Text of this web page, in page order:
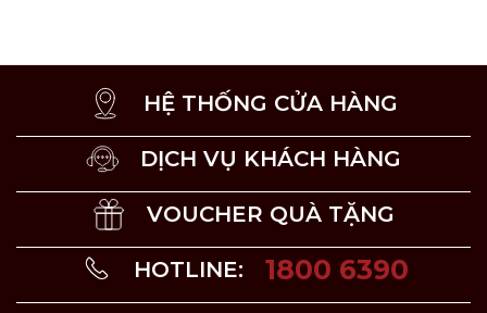
HỆ THỐNG CỬA HÀNG
DỊCH VỤ KHÁCH HÀNG
VOUCHER QUÀ TẶNG
HOTLINE: 1800 6390